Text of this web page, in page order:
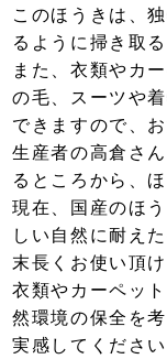
このほうきは、
るように掃き取
また、衣類やカ
の毛、スーツや
できますので、
生産者の高倉さ
るところから、
現在、国産のほ
しい自然に耐え
末長くお使い頂け
衣類やカーペッ
然環境の保全を
実感してください